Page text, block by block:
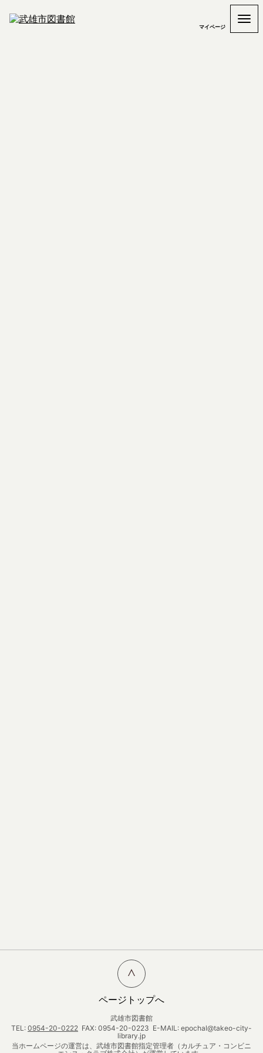
マイページ
ページトップへ
武雄市図書館
TEL: 0954-20-0222 FAX: 0954-20-0223 E-MAIL: epochal@takeo-city-
library.jp
当ホームページの運営は、武雄市図書館指定管理者（カルチュア・コンビニ